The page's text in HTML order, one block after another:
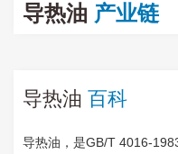
导热油 产业链
导热油 百科
导热油，是GB/T 4016-